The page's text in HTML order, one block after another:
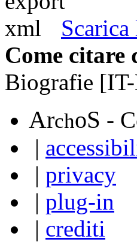
Come citare
Biografie
ArchoS -
|
| privacy
| plug-in
| crediti